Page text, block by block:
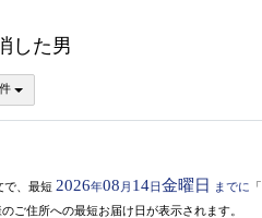
した男
で、最短 2026年08 月 14日金曜日 までに 「
ご住所への最短お届け日が表示されます。